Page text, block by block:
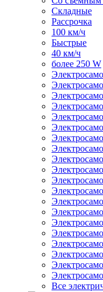
Складные
Рассрочка
100 км/ч
Быстрые
40 км/ч
более 250 W
Все